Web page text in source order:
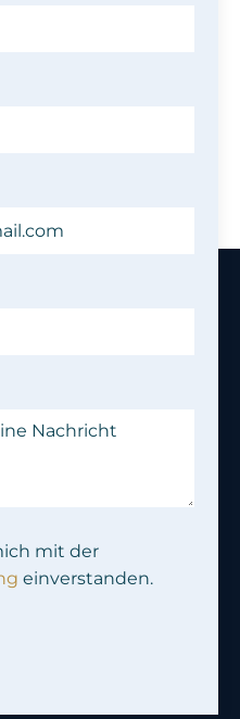
mit der
einverstanden.